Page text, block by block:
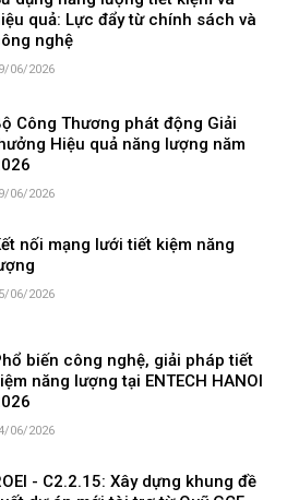
quả: Lực đẩy từ chính sách và
nghệ
06/2026
Công Thương phát động Giải
Hiệu quả năng lượng năm
06/2026
nối mạng lưới tiết kiệm năng
06/2026
biến công nghệ, giải pháp tiết
năng lượng tại ENTECH HANOI
06/2026
- C2.2.15: Xây dựng khung đề